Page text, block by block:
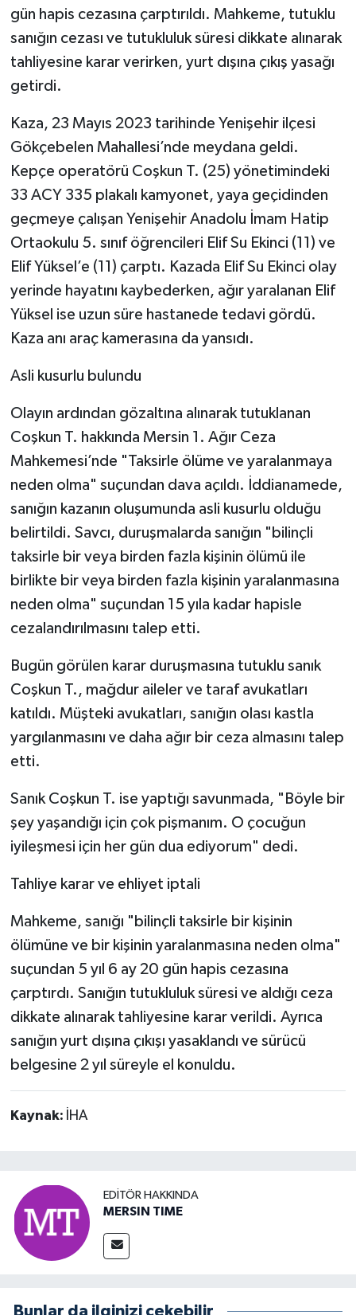
gün hapis cezasına çarptırıldı. Mahkeme, tutuklu
sanığın cezası ve tutukluluk süresi dikkate alınarak
tahliyesine karar verirken, yurt dışına çıkış yasağı
getirdi.
Kaza, 23 Mayıs 2023 tarihinde Yenişehir ilçesi
Gökçebelen Mahallesi’nde meydana geldi.
Kepçe operatörü Coşkun T. (25) yönetimindeki
33 ACY 335 plakalı kamyonet, yaya geçidinden
geçmeye çalışan Yenişehir Anadolu İmam Hatip
Ortaokulu 5. sınıf öğrencileri Elif Su Ekinci (11) ve
Elif Yüksel’e (11) çarptı. Kazada Elif Su Ekinci olay
yerinde hayatını kaybederken, ağır yaralanan Elif
Yüksel ise uzun süre hastanede tedavi gördü.
Kaza anı araç kamerasına da yansıdı.
Asli kusurlu bulundu
Olayın ardından gözaltına alınarak tutuklanan
Coşkun T. hakkında Mersin 1. Ağır Ceza
Mahkemesi’nde "Taksirle ölüme ve yaralanmaya
neden olma" suçundan dava açıldı. İddianamede,
sanığın kazanın oluşumunda asli kusurlu olduğu
belirtildi. Savcı, duruşmalarda sanığın "bilinçli
taksirle bir veya birden fazla kişinin ölümü ile
birlikte bir veya birden fazla kişinin yaralanmasına
neden olma" suçundan 15 yıla kadar hapisle
cezalandırılmasını talep etti.
Bugün görülen karar duruşmasına tutuklu sanık
Coşkun T., mağdur aileler ve taraf avukatları
katıldı. Müşteki avukatları, sanığın olası kastla
yargılanmasını ve daha ağır bir ceza almasını talep
etti.
Sanık Coşkun T. ise yaptığı savunmada, "Böyle bir
şey yaşandığı için çok pişmanım. O çocuğun
iyileşmesi için her gün dua ediyorum" dedi.
Tahliye karar ve ehliyet iptali
Mahkeme, sanığı "bilinçli taksirle bir kişinin
ölümüne ve bir kişinin yaralanmasına neden olma"
suçundan 5 yıl 6 ay 20 gün hapis cezasına
çarptırdı. Sanığın tutukluluk süresi ve aldığı ceza
dikkate alınarak tahliyesine karar verildi. Ayrıca
sanığın yurt dışına çıkışı yasaklandı ve sürücü
belgesine 2 yıl süreyle el konuldu.
Kaynak: İHA
EDITÖR HAKKINDA
MERSIN TIME